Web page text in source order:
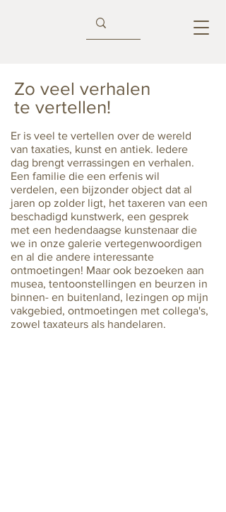
Zo veel verhalen
te vertellen!
Er is veel te vertellen over de wereld
van taxaties, kunst en antiek. Iedere
dag brengt verrassingen en verhalen.
Een familie die een erfenis wil
verdelen, een bijzonder object dat al
jaren op zolder ligt, het taxeren van een
beschadigd kunstwerk, een gesprek
met een hedendaagse kunstenaar die
we in onze galerie vertegenwoordigen
en al die andere interessante
ontmoetingen! Maar ook bezoeken aan
musea, tentoonstellingen en beurzen in
binnen- en buitenland, lezingen op mijn
vakgebied, ontmoetingen met collega's,
zowel taxateurs als handelaren.